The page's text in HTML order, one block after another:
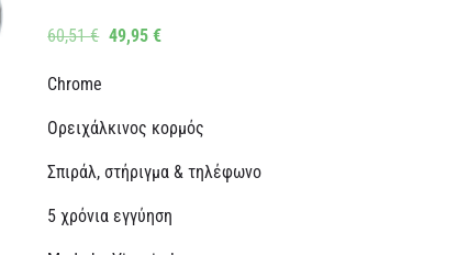
60,51€ 49,95€
Chrome
Ορειχάλκινος κορμός
Σπιράλ, στήριγμα & τηλέφωνο
5 χρόνια εγγύηση